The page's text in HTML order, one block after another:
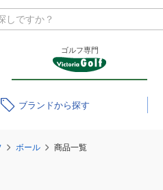
ゴルフ専門
ブランド
ボール 商品一覧